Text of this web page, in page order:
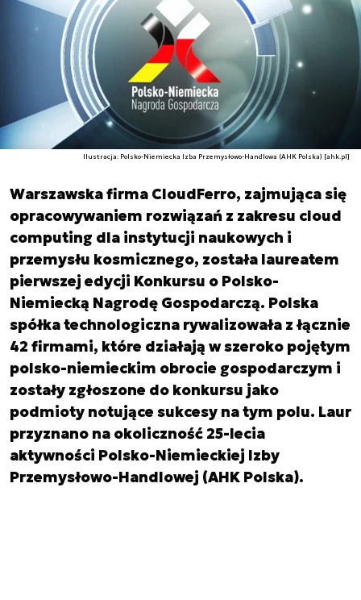
Ilustracja: Polsko-Niemiecka Izba Przemysłowo-Handlowa (AHK Polska) [ahk.pl]
Warszawska firma CloudFerro, zajmująca się
opracowywaniem rozwiązań z zakresu cloud
computing dla instytucji naukowych i
przemysłu kosmicznego, została laureatem
pierwszej edycji Konkursu o Polsko-
Niemiecką Nagrodę Gospodarczą. Polska
spółka technologiczna rywalizowała z łącznie
42 firmami, które działają w szeroko pojętym
polsko-niemieckim obrocie gospodarczym i
zostały zgłoszone do konkursu jako
podmioty notujące sukcesy na tym polu. Laur
przyznano na okoliczność 25-lecia
aktywności Polsko-Niemieckiej Izby
Przemysłowo-Handlowej (AHK Polska).